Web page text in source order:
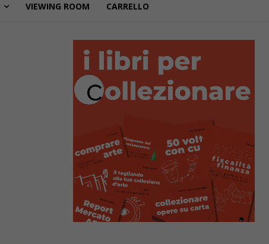
VIEWING ROOM CARRELLO